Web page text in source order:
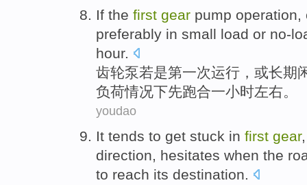
If the first gear pump operation
preferably in small load or no-
hour.
齿轮泵若是第一次运行 ， 或长期
负荷情况下先跑合一小时左右。
youdao
It tends to get stuck in first gear
direction, hesitates when the
to reach its destination.